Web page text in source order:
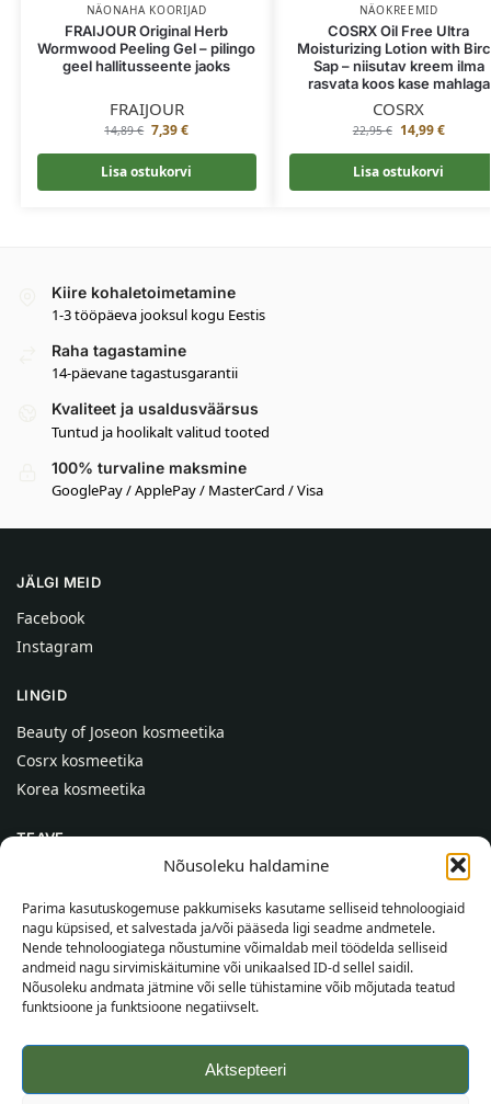
Nõusoleku haldamine
Parima kasutuskogemuse pakkumiseks kasutame selliseid tehnoloogiaid
nagu küpsised, et salvestada ja/või pääseda ligi seadme andmetele.
Nende tehnoloogiatega nõustumine võimaldab meil töödelda selliseid
andmeid nagu sirvimiskäitumine või unikaalsed ID-d sellel saidil.
Nõusoleku andmata jätmine või selle tühistamine võib mõjutada teatud
funktsioone ja funktsioone negatiivselt.
Aktsepteeri
NÄONAHA KOORIJAD
FRAIJOUR Original Herb
Wormwood Peeling Gel – pilingo
geel hallitusseente jaoks
FRAIJOUR
14,89€ 7,39€
Lisa ostukorvi
NÄOKREEMID
COSRX Oil Free Ultra
Moisturizing Lotion with
Sap – niisutav kreem ilma
rasvata koos kase mahlaga
COSRX
22,95€ 14,99€
Lisa ostukorvi
Kiire kohaletoimetamine
1-3 tööpäeva jooksul kogu Eestis
Raha tagastamine
14-päevane tagastusgarantii
Kvaliteet ja usaldusväärsus
Tuntud ja hoolikalt valitud tooted
100% turvaline maksmine
GooglePay / ApplePay / MasterCard / Visa
JÄLGI MEID
Facebook
Instagram
LINGID
Beauty of Joseon kosmeetika
Cosrx kosmeetika
Korea kosmeetika
TEAVE
Kontaktid
Abi
TEAVE OSTJALE
Tarnetingimused
Tingimused